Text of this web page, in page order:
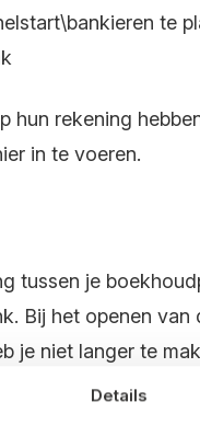
Details
te
hun rekening
in te voeren.
tussen je
Bij het openen
je niet langer te